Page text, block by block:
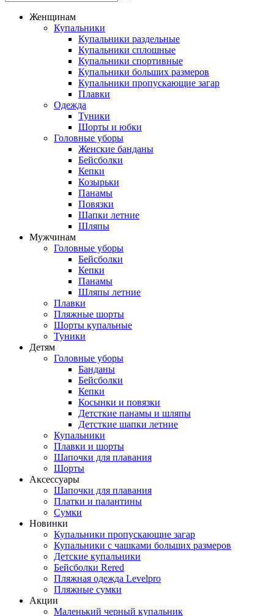
Женщинам
Купальники
Купальники раздельные
Купальники сплошные
Купальники спортивные
Купальники больших размеров
Купальники пропускающие загар
Плавки
Одежда
Туники
Шорты и юбки
Головные уборы
Женские банданы
Бейсболки
Кепки
Козырьки
Панамы
Повязки
Шапки летние
Шляпы
Мужчинам
Головные уборы
Бейсболки
Кепки
Панамы
Шляпы летние
Плавки
Пляжные шорты
Шорты купальные
Туники
Детям
Головные уборы
Банданы
Бейсболки
Кепки
Косынки и повязки
Детсткие панамы и шляпы
Детсткие шапки летние
Купальники
Плавки и шорты
Шапочки для плавания
Шорты
Аксессуары
Шапочки для плавания
Платки и палантины
Сумки
Новинки
Купальники пропускающие загар
Купальники с чашками больших размеров
Детские купальники
Бейсболки Rered
Пляжная одежда Levelpro
Пляжные сумки
Акции
Маленький черный купальник